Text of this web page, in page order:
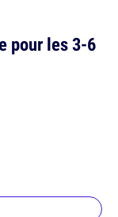
pour les 3-6